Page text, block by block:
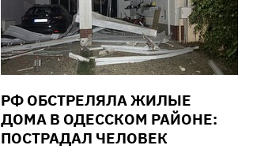
РФ ОБСТРЕЛЯЛА ЖИЛЫЕ
ДОМА В ОДЕССКОМ РАЙОНЕ:
ПОСТРАДАЛ ЧЕЛОВЕК